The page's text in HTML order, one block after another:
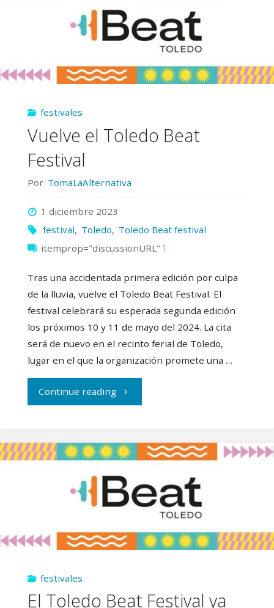
cartel
para
Festival
festivales
Vuelve el Toledo Beat
Festival
Por TomaLaAlternativa
1 diciembre 2023
festival, Toledo, Toledo Beat festival
itemprop="discussionURL" 1
Tras una accidentada primera edición por culpa
de la lluvia, vuelve el Toledo Beat Festival. El
festival celebrará su esperada segunda edición
los próximos 10 y 11 de mayo del 2024. La cita
será de nuevo en el recinto ferial de Toledo,
lugar en el que la organización promete una …
Continue reading"Vuelve
Toledo
Beat
Festival"
festivales
El Toledo Beat Festival ya